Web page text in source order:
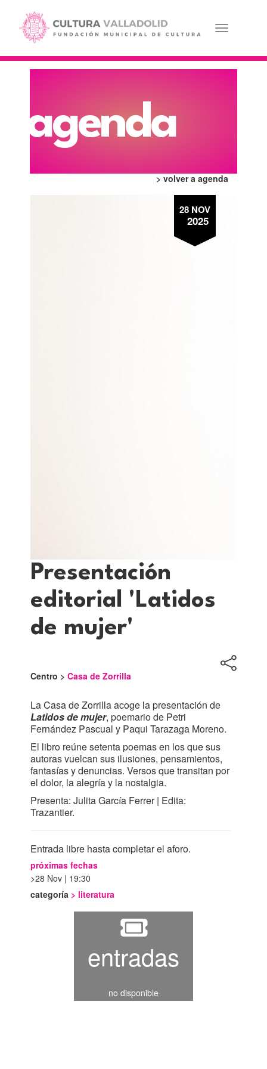
contenido
principal
Toggle
agenda
> volver a agenda
28 NOV
2025
Presentación
editorial 'Latidos
de mujer'
Centro >Casa de Zorrilla
categoría > literatura
entradas
no disponible
próximas fechas
28 Nov | 19:30
La Casa de Zorrilla acoge la presentación de
Latidos de mujer, poemario de Petri
Fernández Pascual y Paqui Tarazaga Moreno.
El libro reúne setenta poemas en los que sus
autoras vuelcan sus ilusiones, pensamientos,
fantasías y denuncias. Versos que transitan por
el dolor, la alegría y la nostalgia.
Presenta: Julita García Ferrer | Edita:
Trazantier.
Entrada libre hasta completar el aforo.